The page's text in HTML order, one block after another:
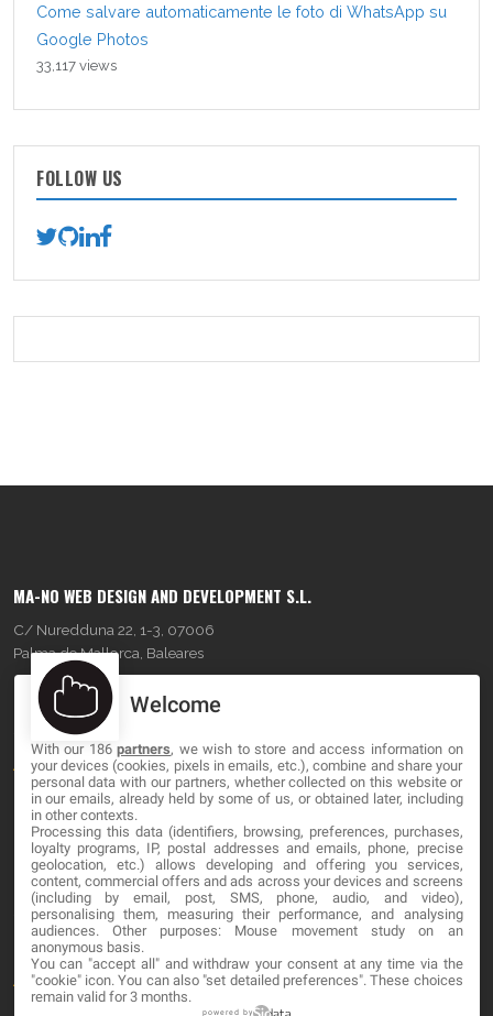
Come salvare automaticamente le foto di WhatsApp su
Google Photos
33,117 views
FOLLOW US
MA-NO WEB DESIGN AND DEVELOPMENT S.L.
C/ Nuredduna 22, 1-3, 07006
Palma de Mallorca, Baleares
OUR COMPANY
About
Blog
Contact
LEGAL
Cookies
Avviso Legale
Welcome
With our 186partners, we wish to store and access information on
your devices (cookies, pixels in emails, etc.), combine and share your
personal data with our partners, whether collected on this website or
in our emails, already held by some of us, or obtained later, including
in other contexts.
Processing this data (identifiers, browsing, preferences, purchases,
loyalty programs, IP, postal addresses and emails, phone, precise
geolocation, etc.) allows developing and offering you services,
content, commercial offers and ads across your devices and screens
(including by email, post, SMS, phone, audio, and video),
personalising them, measuring their performance, and analysing
audiences. Other purposes: Mouse movement study on an
anonymous basis.
You can "accept all" and withdraw your consent at any time via the
"cookie" icon. You can also "set detailed preferences". These choices
remain valid for 3 months.
powered by